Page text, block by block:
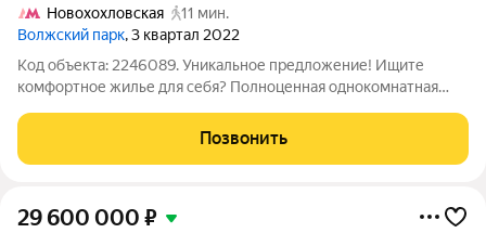
Новохохловская
11 мин.
Волжский парк, 3 квартал 2022
Код объекта: 2246089. Уникальное предложение! Ищите
комфортное жилье для себя? Полноценная однокомнатная
Центром притяжения станет кухня-гостиная, наполненная
воздухом и светом! Описание квартиры -
Позвонить
29 600 000 ₽